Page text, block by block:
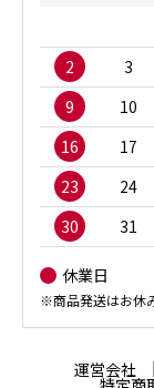
2
3
9
10
16
17
23
24
30
31
休業日
※商品発送はお休
運営会社